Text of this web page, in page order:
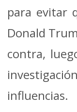
para evitar
Donald
contra,
influencias.